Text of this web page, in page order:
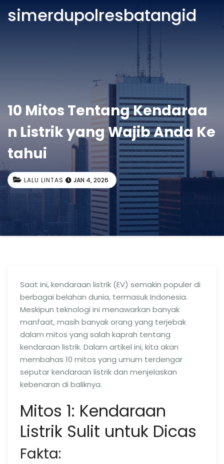
simerdupolresbatangid
10 Mitos Tentang Kendaraa
n Listrik yang Wajib Anda Ke
tahui
LALU LINTAS JAN 4, 2026
Saat ini, kendaraan listrik (EV) semakin populer di
berbagai belahan dunia, termasuk Indonesia.
Meskipun teknologi ini menawarkan banyak
manfaat, masih banyak orang yang terjebak
dalam mitos yang salah kaprah tentang
kendaraan listrik. Dalam artikel ini, kita akan
membahas 10 mitos yang umum terdengar
seputar kendaraan listrik dan menjelaskan
kebenaran di baliknya.
Mitos 1: Kendaraan
Listrik Sulit untuk Dicas
Fakta: